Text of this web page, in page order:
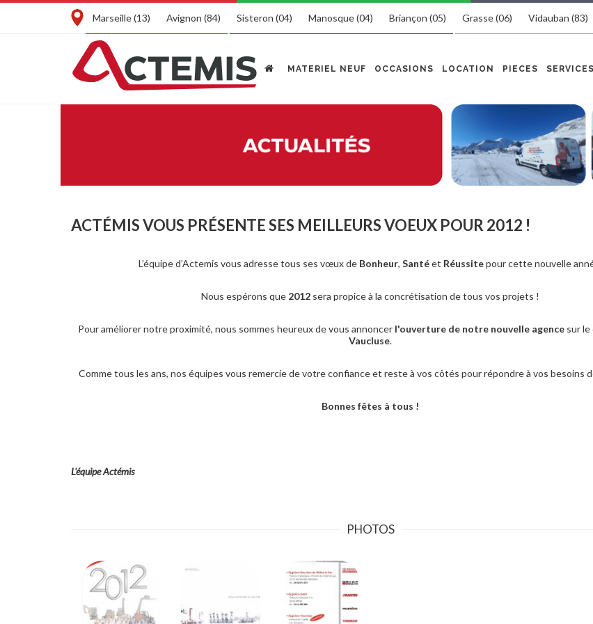
Marseille (13) Avignon (84) Sisteron (04) Manosque (04) Briançon (05) Grasse (06) Vidauban (83)
MATERIEL NEUF OCCASIONS LOCATION PIECES SERVICES
ACTÉMIS VOUS PRÉSENTE SES MEILLEURS VOEUX POUR 2012 !
L’équipe d’Actemis vous adresse tous ses vœux de Bonheur, Santéet Réussitepour cette nouvelle
Nous espérons que 2012 sera propice à la concrétisation de tous vos projets !
Pour améliorer notre proximité, nous sommes heureux de vous annoncer l'ouverture de notre nouvelle agence sur
Vaucluse.
Comme tous les ans, nos équipes vous remercie de votre confiance et reste à vos côtés pour répondre à vos besoins
Bonnes fêtes à tous !
L'équipe Actémis
PHOTOS